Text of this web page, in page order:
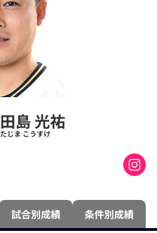
田島 光祐
たじま こうすけ
試合別成績 条件別成績